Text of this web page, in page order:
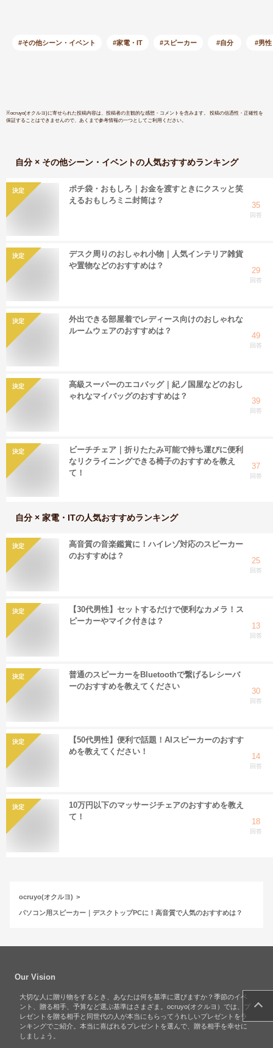
ソコン スマホ 高音
ウンド 【
#その他シーン・イベント #家電・IT #スピーカー #自分 #男性
※ocruyo(オクルヨ)に寄せられた投稿内容は、投稿者の主観的な感想・コメントを含みます。 投稿の信憑性・正確性を
保証することはできませんので、あくまで参考情報の一つとしてご利用ください。
自分 × その他シーン・イベントの人気おすすめランキング
決定
ポチ袋・おもしろ｜お金を渡すときにクスッと笑
えるおもしろミニ封筒は？
35
回答
決定
デスク周りのおしゃれ小物｜人気インテリア雑貨
や置物などのおすすめは？
29
回答
決定
外出できる部屋着でレディース向けのおしゃれな
ルームウェアのおすすめは？
49
回答
決定
高級スーパーのエコバッグ｜紀ノ国屋などのおし
ゃれなマイバッグのおすすめは？
39
回答
決定
ビーチチェア｜折りたたみ可能で持ち運びに便利
なリクライニングできる椅子のおすすめを教え
て！
37
回答
自分 × 家電・ITの人気おすすめランキング
決定
高音質の音楽鑑賞に！ハイレゾ対応のスピーカー
のおすすめは？
25
回答
決定
【30代男性】セットするだけで便利なカメラ！ス
ピーカーやマイク付きは？
13
回答
決定
普通のスピーカーをBluetoothで繋げるレシーバ
ーのおすすめを教えてください
30
回答
決定
【50代男性】便利で話題！AIスピーカーのおすす
めを教えてください！
14
回答
決定
10万円以下のマッサージチェアのおすすめを教え
て！
18
回答
ocruyo(オクルヨ)
パソコン用スピーカー｜デスクトップPCに！高音質で人気のおすすめは？
Our Vision
大切な人に贈り物をするとき、あなたは何を基準に選びますか？季節のイベ
ント、贈る相手、予算など選ぶ基準はさまざま。ocruyo(オクルヨ）では、プ
レゼントを贈る相手と同世代の人が本当にもらってうれしいプレゼントをラ
ンキングでご紹介。本当に喜ばれるプレゼントを選んで、贈る相手を幸せに
しましょう。